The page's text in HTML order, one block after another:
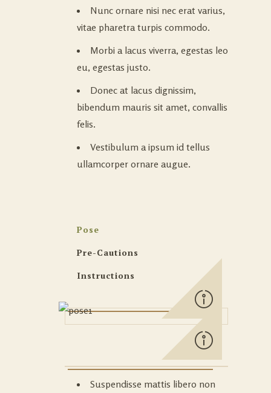
Nunc ornare nisi nec erat varius,
vitae pharetra turpis commodo.
Morbi a lacus viverra, egestas leo
eu, egestas justo.
Donec at lacus dignissim,
bibendum mauris sit amet, convallis
felis.
Vestibulum a ipsum id tellus
ullamcorper ornare augue.
Pose
Pre-Cautions
Instructions
Suspendisse mattis libero non